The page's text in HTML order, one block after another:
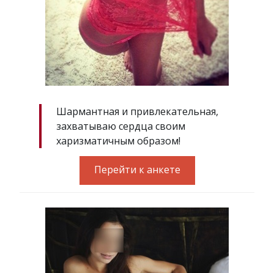
Шармантная и привлекательная,
захватываю сердца своим
харизматичным образом!
Перейти к анкете